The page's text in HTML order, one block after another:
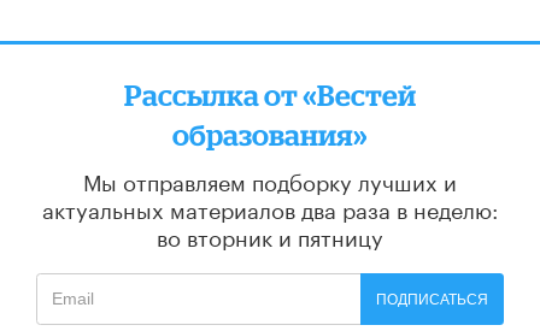
Рассылка от «Вестей
образования»
Мы отправляем подборку лучших и
актуальных материалов два раза в неделю:
во вторник и пятницу
ПОДПИСАТЬСЯ